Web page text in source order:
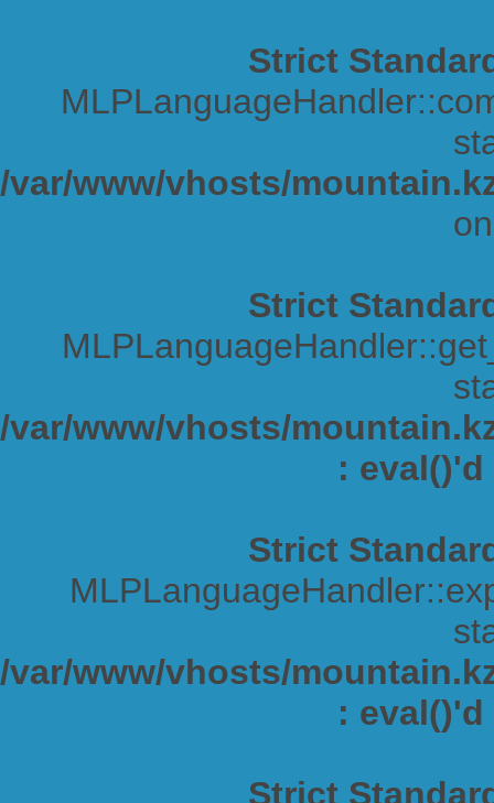
Strict
/var/www/vhosts/
Strict
/var/www/vhosts/
:
Strict
/var/www/vhosts/
:
Strict